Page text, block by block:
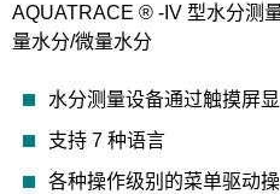
AQUATRACE ® -IV 型水分测
量水分/微量水分
水分测量设备通过触摸屏
支持 7 种语言
各种操作级别的菜单驱动